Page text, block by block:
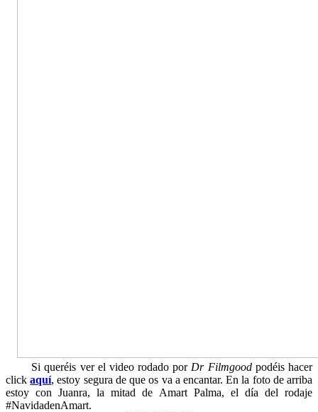
Si queréis ver el video rodado por Dr Filmgood podéis hacer
clickaquí, estoy segura de que os va a encantar. En la foto de arriba
estoy con Juanra, la mitad de Amart Palma, el día del rodaje
#NavidadenAmart.